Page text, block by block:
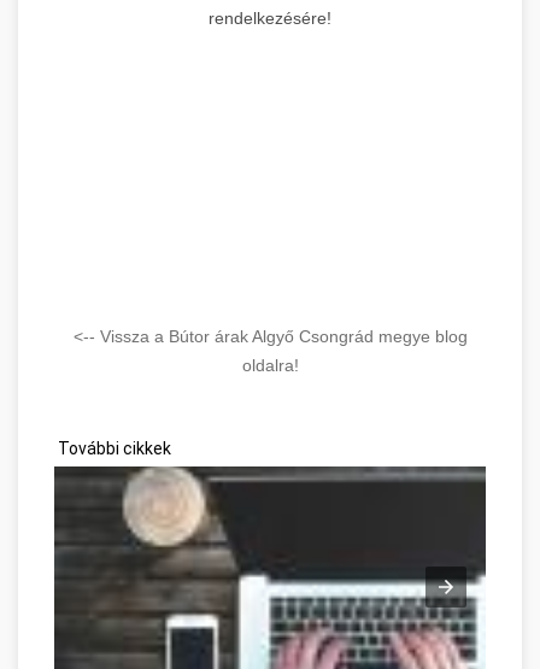
rendelkezésére!
<-- Vissza a Bútor árak Algyő Csongrád megye blog
oldalra!
További cikkek